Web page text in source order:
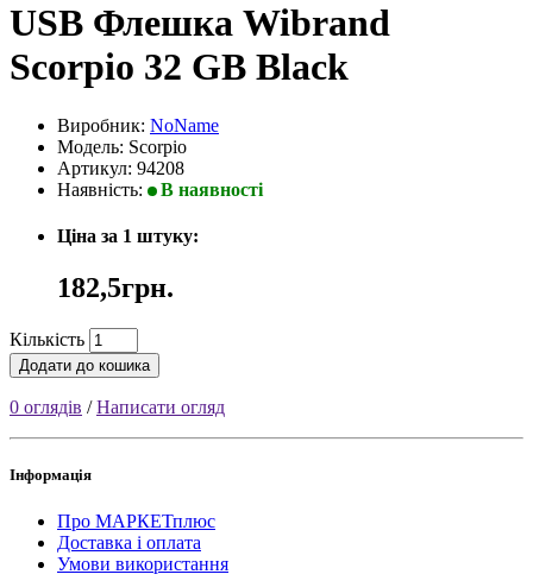
USB Флешка Wibrand
Scorpio 32 GB Black
Виробник: NoName
Модель: Scorpio
Артикул: 94208
Наявність:
В наявності
Ціна за 1 штуку:
182,5грн.
Кількість
Додати до кошика
0 оглядів /Написати огляд
Інформація
Про МАРКЕТплюс
Доставка і оплата
Умови використання